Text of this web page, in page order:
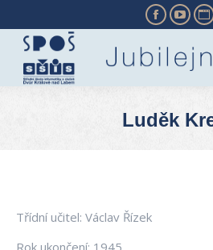
opens
window
Luděk
Třídní učitel: Václav Řízek
Rok ukončení: 1945